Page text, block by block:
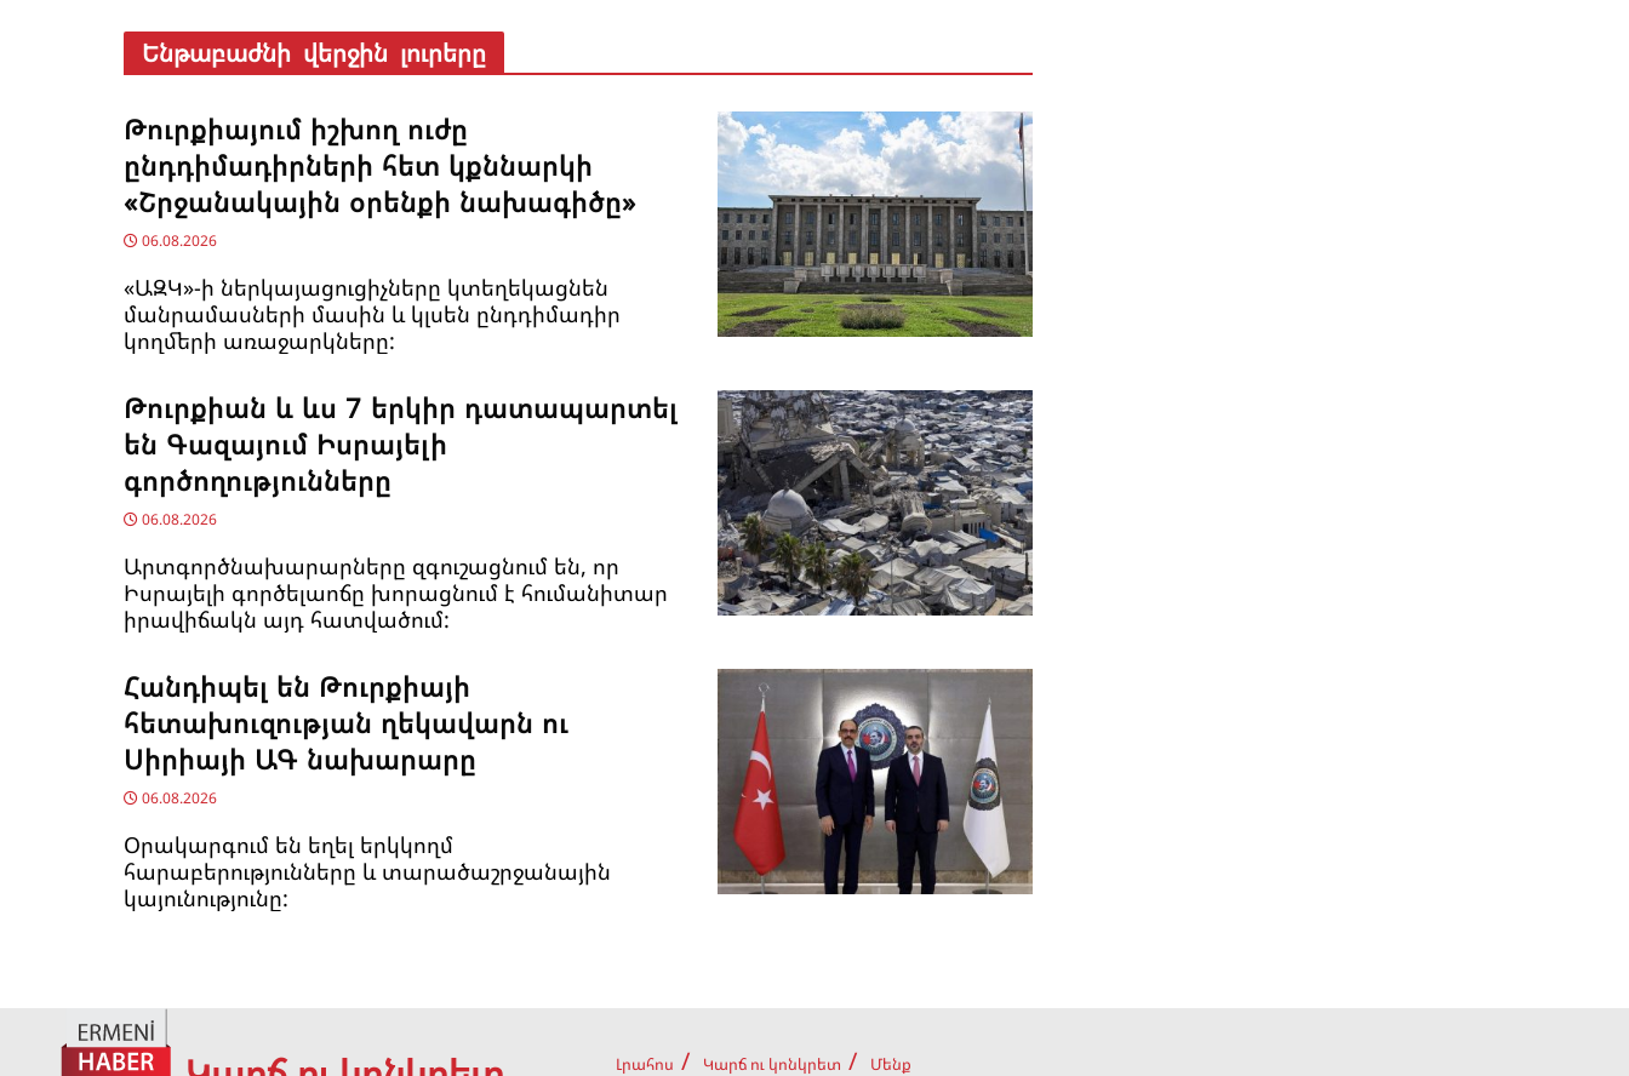
Ենթաբաժնի վերջին լուրերը
Թուրքիայում իշխող ուժը
ընդդիմադիրների հետ կքննարկի
«Շրջանակային օրենքի նախագիծը»
06.08.2026
«ԱԶԿ»-ի ներկայացուցիչները կտեղեկացնեն
մանրամասների մասին և կլսեն ընդդիմադիր
կողմերի առաջարկները:
Թուրքիան և ևս 7 երկիր դատապարտել
են Գազայում Իսրայելի
գործողությունները
06.08.2026
Արտգործնախարարները զգուշացնում են, որ
Իսրայելի գործելաոճը խորացնում է հումանիտար
իրավիճակն այդ հատվածում:
Հանդիպել են Թուրքիայի
հետախուզության ղեկավարն ու
Սիրիայի ԱԳ նախարարը
06.08.2026
Օրակարգում են եղել երկկողմ
հարաբերությունները և տարածաշրջանային
կայունությունը:
Լրահոս Կարճ ու կոնկրետ Մենք